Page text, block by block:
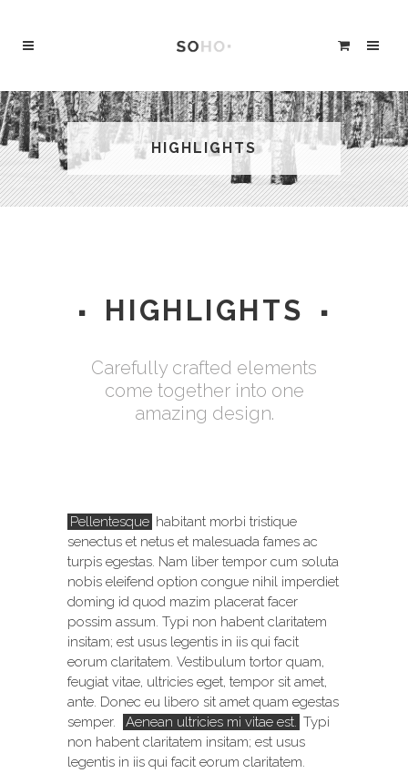
HIGHLIGHTS
HIGHLIGHTS
Carefully crafted elements
come together into one
amazing design.
Pellentesque habitant morbi tristique
senectus et netus et malesuada fames ac
turpis egestas. Nam liber tempor cum soluta
nobis eleifend option congue nihil imperdiet
doming id quod mazim placerat facer
possim assum. Typi non habent claritatem
insitam; est usus legentis in iis qui facit
eorum claritatem. Vestibulum tortor quam,
feugiat vitae, ultricies eget, tempor sit amet,
ante. Donec eu libero sit amet quam egestas
semper.
Aenean ultricies mi vitae est. Typi
non habent claritatem insitam; est usus
legentis in iis qui facit eorum claritatem.